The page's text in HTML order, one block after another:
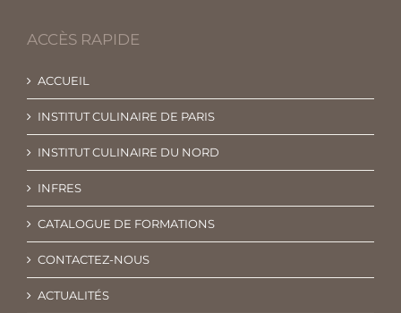
ACCÈS RAPIDE
ACCUEIL
INSTITUT CULINAIRE DE PARIS
INSTITUT CULINAIRE DU NORD
INFRES
CATALOGUE DE FORMATIONS
CONTACTEZ-NOUS
ACTUALITÉS